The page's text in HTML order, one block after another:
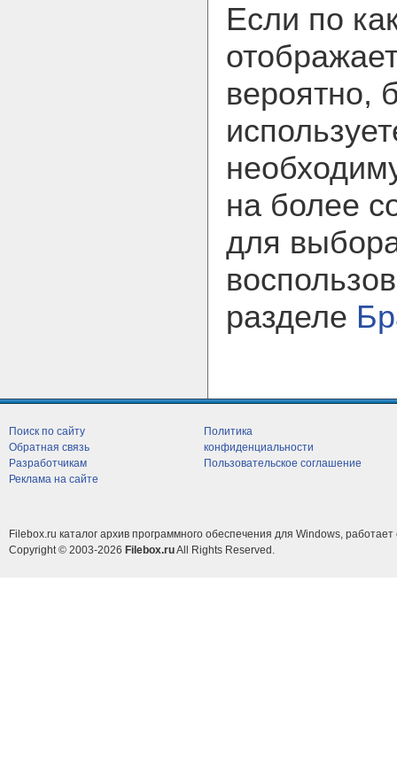
Если по
вероятно,
на более
для
разделе
Поиск по сайту
Обратная связь
Разработчикам
Реклама на сайте
Политика
конфиденциальности
Пользовательское соглашение
Filebox.ru каталог архив программного обеспечения для Windows, работает
Copyright © 2003-2026 Filebox.ruAll Rights Reserved.